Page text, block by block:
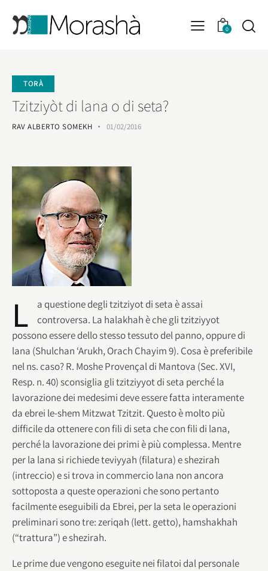
0
TORÀ
Tzitziyòt di lana o di seta?
RAV ALBERTO SOMEKH 01/02/2016
L
a questione degli tzitziyot di seta è assai
controversa. La halakhah è che gli tzitziyyot
possono essere dello stesso tessuto del panno, oppure di
lana (Shulchan ‘Arukh, Orach Chayim 9). Cosa è preferibile
nel ns. caso? R. Moshe Provençal di Mantova (Sec. XVI,
Resp. n. 40) sconsiglia gli tzitziyyot di seta perché la
lavorazione dei medesimi deve essere fatta interamente
da ebrei le-shem Mitzwat Tzitzit. Questo è molto più
difficile da ottenere con fili di seta che con fili di lana,
perché la lavorazione dei primi è più complessa. Mentre
per la lana si richiede teviyyah (filatura) e shezirah
(intreccio) e si trova in commercio lana non ancora
sottoposta a queste operazioni che sono pertanto
facilmente eseguibili da Ebrei, per la seta le operazioni
preliminari sono tre: zeriqah (lett. getto), hamshakhah
(“trattura”) e shezirah.
Le prime due vengono eseguite nei filatoi dal personale